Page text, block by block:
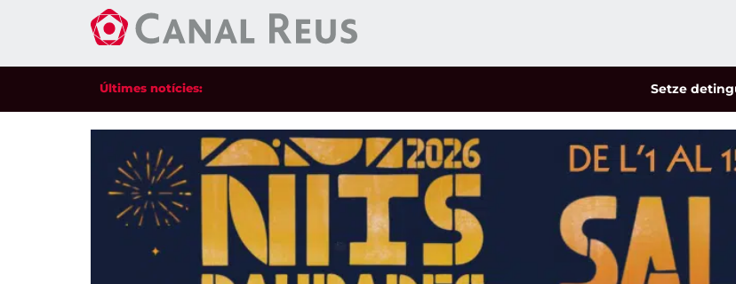
Últimes notícies: Setze detinguts i